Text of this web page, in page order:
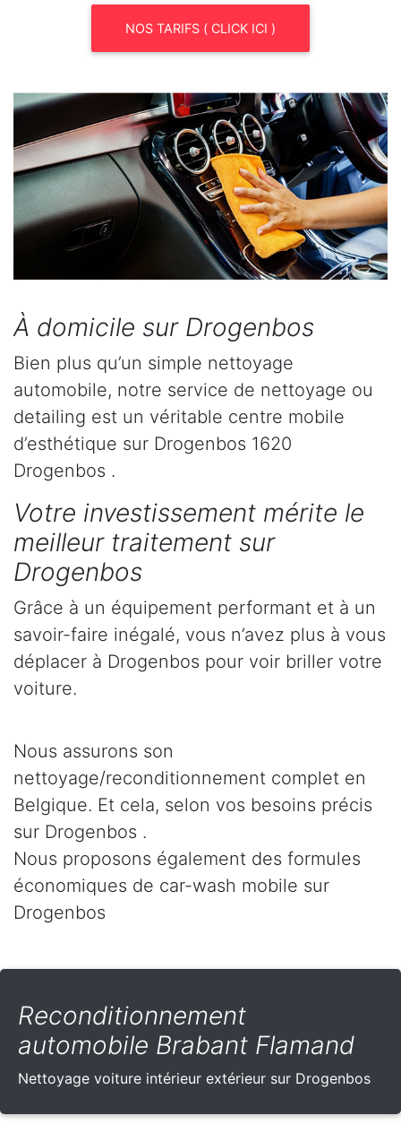
NOS TARIFS ( CLICK ICI )
À domicile sur Drogenbos
Bien plus qu’un simple nettoyage
automobile, notre service de nettoyage ou
detailing est un véritable centre mobile
d’esthétique sur Drogenbos 1620
Drogenbos .
Votre investissement mérite le
meilleur traitement sur
Drogenbos
Grâce à un équipement performant et à un
savoir-faire inégalé, vous n’avez plus à vous
déplacer à Drogenbos pour voir briller votre
voiture.
Nous assurons son
nettoyage/reconditionnement complet en
Belgique. Et cela, selon vos besoins précis
sur Drogenbos .
Nous proposons également des formules
économiques de car-wash mobile sur
Drogenbos
Reconditionnement
automobile Brabant Flamand
Nettoyage voiture intérieur extérieur sur Drogenbos